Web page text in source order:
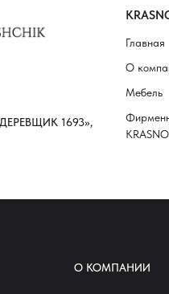
1693»,
Главная
О
Мебель
О КОМПАНИИ